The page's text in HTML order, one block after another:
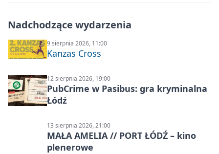
Nadchodzące wydarzenia
9 sierpnia 2026, 11:00
Kanzas Cross
12 sierpnia 2026, 19:00
PubCrime w Pasibus: gra kryminalna
Łódź
13 sierpnia 2026, 21:00
MAŁA AMELIA // PORT ŁÓDŹ – kino
plenerowe